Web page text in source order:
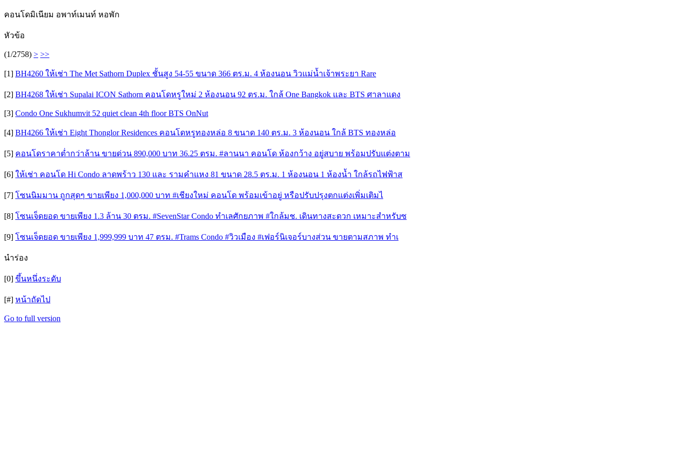
คอนโดมิเนียม อพาท์เมนท์ หอพัก
หัวข้อ
(1/2758) > >>
[1] BH4260 ให้เช่า The Met Sathorn Duplex ชั้นสูง 54-55 ขนาด 366 ตร.ม. 4 ห้องนอน วิวแม่น้ำเจ้าพระยา Rare
[2] BH4268 ให้เช่า Supalai ICON Sathorn คอนโดหรูใหม่ 2 ห้องนอน 92 ตร.ม. ใกล้ One Bangkok และ BTS ศาลาแดง
[3] Condo One Sukhumvit 52 quiet clean 4th floor BTS OnNut
[4] BH4266 ให้เช่า Eight Thonglor Residences คอนโดหรูทองหล่อ 8 ขนาด 140 ตร.ม. 3 ห้องนอน ใกล้ BTS ทองหล่อ
[5] คอนโดราคาต่ำกว่าล้าน ขายด่วน 890,000 บาท 36.25 ตรม. #ลานนา คอนโด ห้องกว้าง อยู่สบาย พร้อมปรับแต่งตาม
[6] ให้เช่า คอนโด Hi Condo ลาดพร้าว 130 และ รามคำแหง 81 ขนาด 28.5 ตร.ม. 1 ห้องนอน 1 ห้องน้ำ ใกล้รถไฟฟ้าส
[7] โซนนิมมาน ถูกสุดๆ ขายเพียง 1,000,000 บาท #เชียงใหม่ คอนโด พร้อมเข้าอยู่ หรือปรับปรุงตกแต่งเพิ่มเติมไ
[8] โซนเจ็ดยอด ขายเพียง 1.3 ล้าน 30 ตรม. #SevenStar Condo ทำเลศักยภาพ #ใกล้มช. เดินทางสะดวก เหมาะสำหรับซ
[9] โซนเจ็ดยอด ขายเพียง 1,999,999 บาท 47 ตรม. #Trams Condo #วิวเมือง #เฟอร์นิเจอร์บางส่วน ขายตามสภาพ ทำเ
นำร่อง
[0] ขึ้นหนึ่งระดับ
[#] หน้าถัดไป
Go to full version